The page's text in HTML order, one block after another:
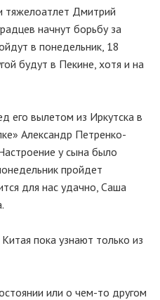
тяжелоатлет Дмитрий
начнут борьбу за
в понедельник, 18
будут в Пекине, хотя и на
его вылетом из Иркутска в
Александр Петренко-
у сына было
пройдет
для нас удачно, Саша
пока узнают только из
или о чем-то другом